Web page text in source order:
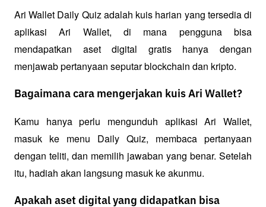
Ari Wallet Daily Quiz adalah kuis harian yang tersedia di
aplikasi Ari Wallet, di mana pengguna bisa
mendapatkan aset digital gratis hanya dengan
menjawab pertanyaan seputar blockchain dan kripto.
Bagaimana cara mengerjakan kuis Ari Wallet?
Kamu hanya perlu mengunduh aplikasi Ari Wallet,
masuk ke menu Daily Quiz, membaca pertanyaan
dengan teliti, dan memilih jawaban yang benar. Setelah
itu, hadiah akan langsung masuk ke akunmu.
Apakah aset digital yang didapatkan bisa